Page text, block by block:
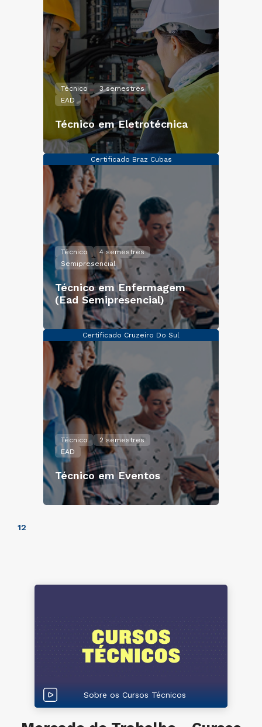
Técnico
3 semestres
EAD
Técnico em Eletrotécnica
Certificado Braz Cubas
Técnico
4 semestres
Semipresencial
Técnico em Enfermagem
(Ead Semipresencial)
Certificado Cruzeiro Do Sul
Técnico
2 semestres
EAD
Técnico em Eventos
12
Sobre os Cursos Técnicos